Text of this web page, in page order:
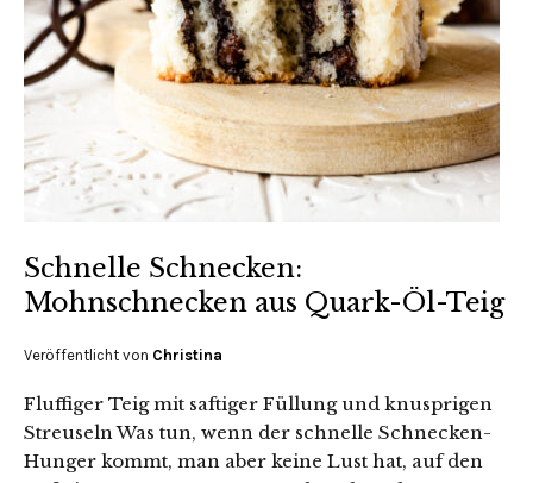
Schnelle Schnecken:
Mohnschnecken aus Quark-Öl-Teig
Veröffentlicht von Christina
Fluffiger Teig mit saftiger Füllung und knusprigen
Streuseln Was tun, wenn der schnelle Schnecken-
Hunger kommt, man aber keine Lust hat, auf den